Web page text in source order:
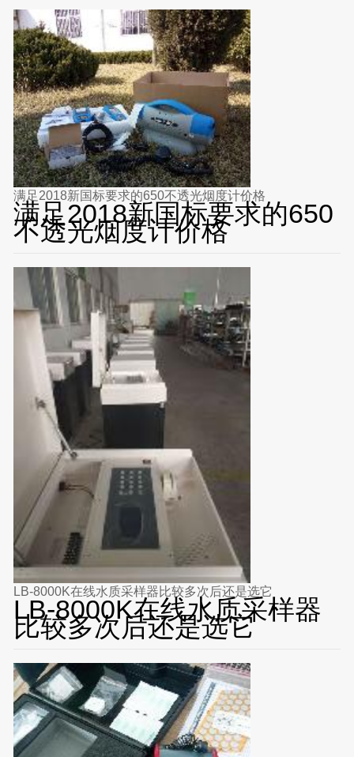
满足2018新国标要求的650不透光烟度计价格
满足2018新国标要求的650
不透光烟度计价格
LB-8000K在线水质采样器比较多次后还是选它
LB-8000K在线水质采样器
比较多次后还是选它